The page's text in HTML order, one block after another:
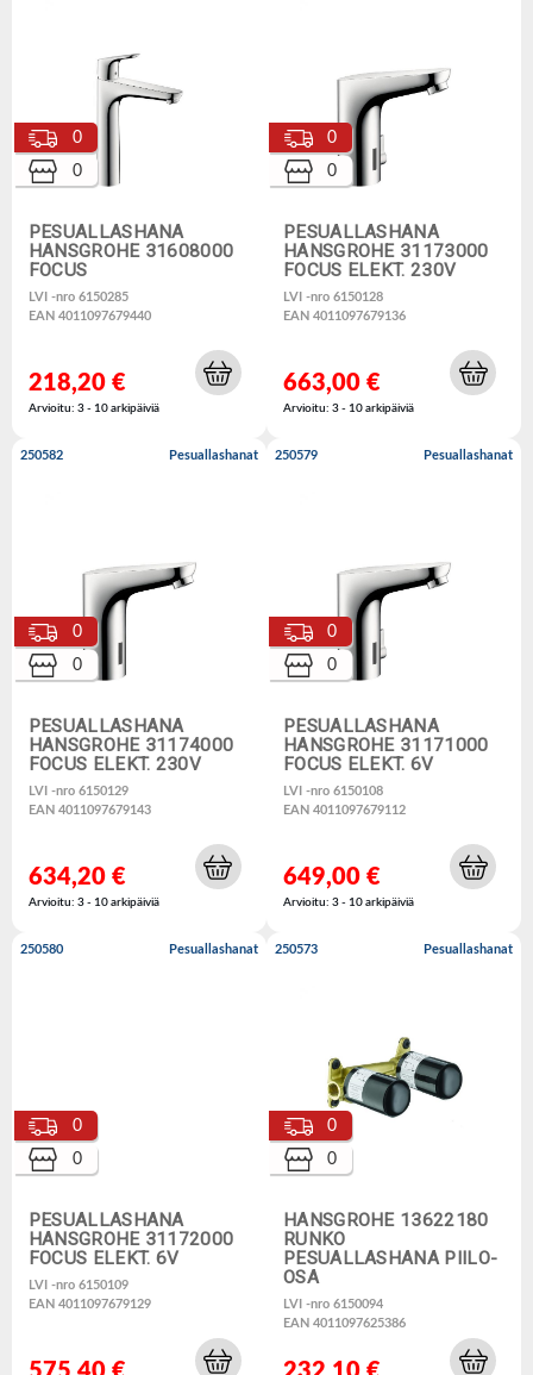
PESUALLASHANA
HANSGROHE 31608000
FOCUS
LVI -nro 6150285
EAN 4011097679440
0
0
218,20 €
Arvioitu: 3 - 10 arkipäiviä
PESUALLASHANA
HANSGROHE 31173000
FOCUS ELEKT. 230V
LVI -nro 6150128
EAN 4011097679136
0
0
663,00 €
Arvioitu: 3 - 10 arkipäiviä
250582 Pesuallashanat
PESUALLASHANA
HANSGROHE 31174000
FOCUS ELEKT. 230V
LVI -nro 6150129
EAN 4011097679143
0
0
634,20 €
Arvioitu: 3 - 10 arkipäiviä
250579 Pesuallashanat
PESUALLASHANA
HANSGROHE 31171000
FOCUS ELEKT. 6V
LVI -nro 6150108
EAN 4011097679112
0
0
649,00 €
Arvioitu: 3 - 10 arkipäiviä
250580 Pesuallashanat
PESUALLASHANA
HANSGROHE 31172000
FOCUS ELEKT. 6V
LVI -nro 6150109
EAN 4011097679129
0
0
250573 Pesuallashanat
HANSGROHE 13622180
RUNKO
PESUALLASHANA PIILO-
OSA
LVI -nro 6150094
EAN 4011097625386
0
0